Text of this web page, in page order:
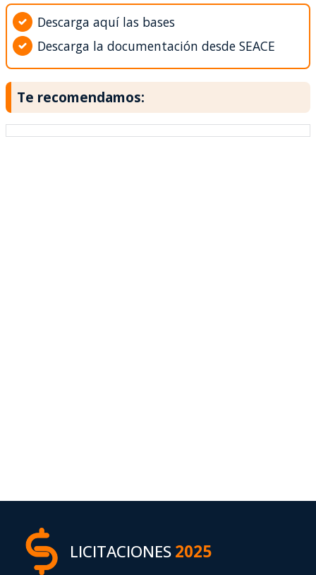
Descarga aquí las bases
Descarga la documentación desde SEACE
Te recomendamos:
LICITACIONES2025